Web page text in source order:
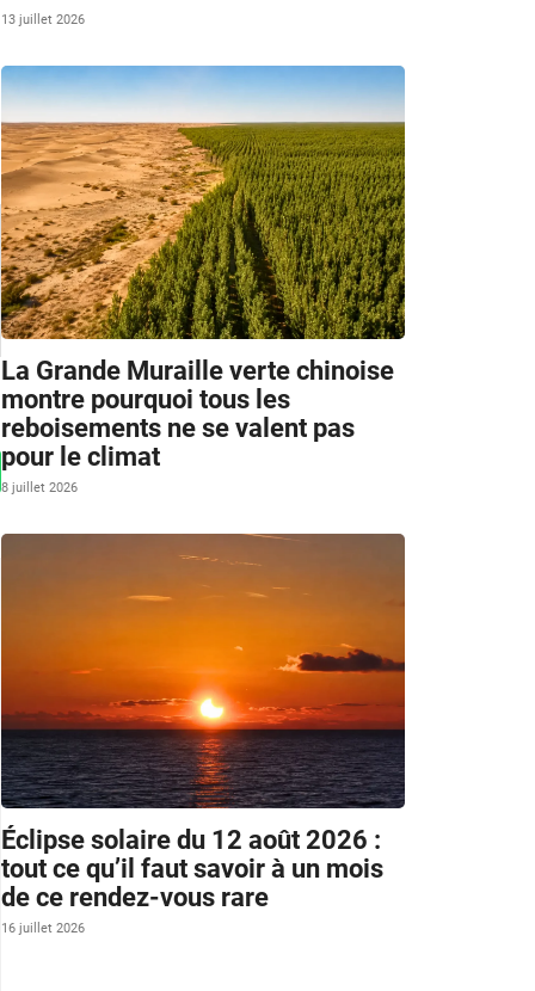
13 juillet 2026
La Grande Muraille verte chinoise
montre pourquoi tous les
reboisements ne se valent pas
pour le climat
8 juillet 2026
Éclipse solaire du 12 août 2026 :
tout ce qu’il faut savoir à un mois
de ce rendez-vous rare
16 juillet 2026